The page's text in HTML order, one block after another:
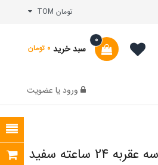
تومان TOM
سبد خرید
0
0 تومان
ورود یا عضویت
ساعت مچی تیتانیومی پلاس سه عقربه 24 ساعته سفید